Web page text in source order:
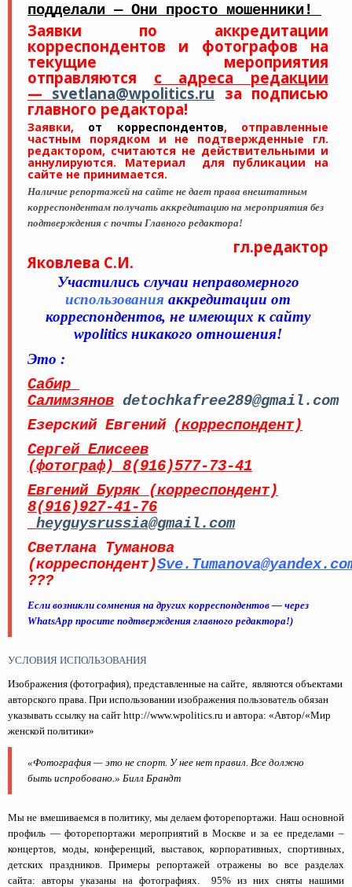
подделали — Они просто мошенники!
Заявки по аккредитации
корреспондентов и фотографов на
текущие мероприятия
отправляются с адреса редакции
— svetlana@wpolitics.ru за подписью
главного редактора!
Заявки, от корреспондентов, отправленные
частным порядком и не подтвержденные гл.
редактором, считаются не действительными и
аннулируются. Материал для публикации на
сайте не принимается.
Наличие репортажей на сайте не дает права внештатным
корреспондентам получать аккредитацию на мероприятия без
подтверждения с почты Главного редактора!
гл.редактор
Яковлева С.И.
Участились случаи неправомерного
использования аккредитации от
корреспондентов, не имеющих к сайту
wpolitics никакого отношения!
Это :
Сабир
Салимзянов detochkafree289@gmail.com
Езерский Евгений (корреспондент)
Сергей Елисеев
(фотограф) 8(916)577-73-41
Евгений Буряк (корреспондент)
8(916)927-41-76
heyguysrussia@gmail.com
Светлана Туманова
(корреспондент)
???
Если возникли сомнения на других корреспондентов — через
WhatsApp просите подтверждения главного редактора!)
УСЛОВИЯ ИСПОЛЬЗОВАНИЯ
Изображения (фотография), представленные на сайте, являются объектами
авторского права. При использовании изображения пользователь обязан
указывать ссылку на сайт http://www.wpolitics.ru и автора: «Автор/«Мир
женской политики»
«Фотография — это не спорт. У нее нет правил. Все должно
быть испробовано.» Билл Брандт
Мы не вмешиваемся в политику, мы делаем фоторепортажи. Наш основной
профиль — фоторепортажи мероприятий в Москве и за ее пределами –
концертов, моды, конференций, выставок, корпоративных, спортивных,
детских праздников. Примеры репортажей отражены во все разделах
сайта: авторы указаны на фотографиях. 95% из них сняты нашими